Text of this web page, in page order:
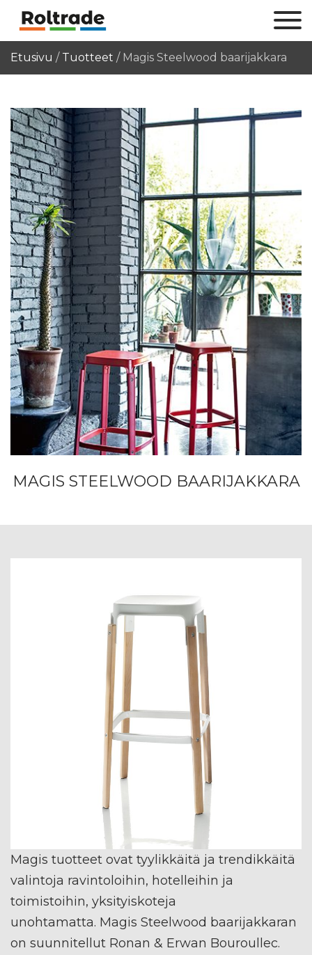
Etusivu / Tuotteet / Magis Steelwood baarijakkara
MAGIS STEELWOOD BAARIJAKKARA
Magis tuotteet ovat tyylikkäitä ja trendikkäitä
valintoja ravintoloihin, hotelleihin ja
toimistoihin, yksityiskoteja
unohtamatta. Magis Steelwood baarijakkaran
on suunnitellut Ronan & Erwan Bouroullec.